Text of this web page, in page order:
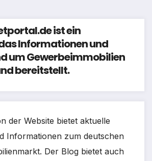
ist ein
Informationen und
um Gewerbeimmobilien
bereitstellt.
der Website bietet aktuelle
Informationen zum deutschen
Der Blog bietet auch